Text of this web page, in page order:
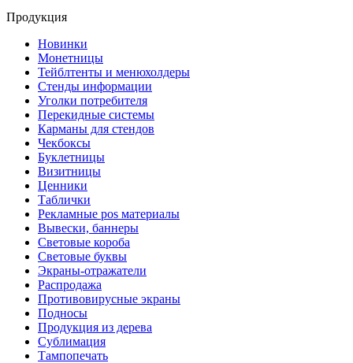
Продукция
Новинки
Монетницы
Тейблтенты и менюхолдеры
Стенды информации
Уголки потребителя
Перекидные системы
Карманы для стендов
Чекбоксы
Буклетницы
Визитницы
Ценники
Таблички
Рекламные pos материалы
Вывески, баннеры
Световые короба
Световые буквы
Экраны-отражатели
Распродажа
Противовирусные экраны
Подносы
Продукция из дерева
Сублимация
Тампопечать